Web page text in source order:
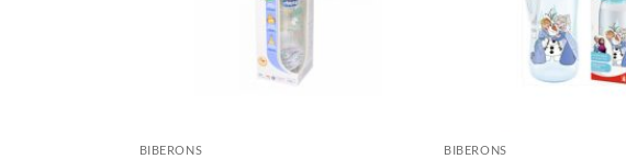
BIBERONS BIBERONS